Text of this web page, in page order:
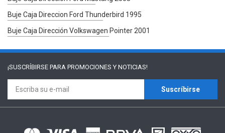
Buje Caja Direccion Ford Thunderbird 1995
Buje Caja Dirección Volkswagen Pointer 2001
¡SUSCRÍBIRSE PARA PROMOCIONES Y NOTICIAS!
Suscríbirse